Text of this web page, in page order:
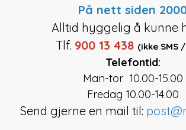
På nett siden
Alltid hyggelig å kunne
Tlf. 900 13 438 (ikke SMS
Telefontid:
Man-tor 10.00-15.00
Fredag 10.00-14.00
Send gjerne en mail til: